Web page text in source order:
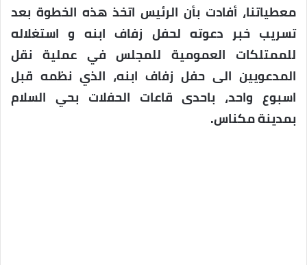
معطياتنا، أفادت بأن الرئيس اتخذ هذه الخطوة بعد
تسريب خبر دعوته لحفل زفاف ابنه و استغلاله
للممتلكات العمومية للمجلس في عملية نقل
المدعويين الى حفل زفاف ابنه، الذي نظمه قبل
اسبوع واحد، باحدى قاعات الحفلات بحي السلام
بمدينة مكناس.